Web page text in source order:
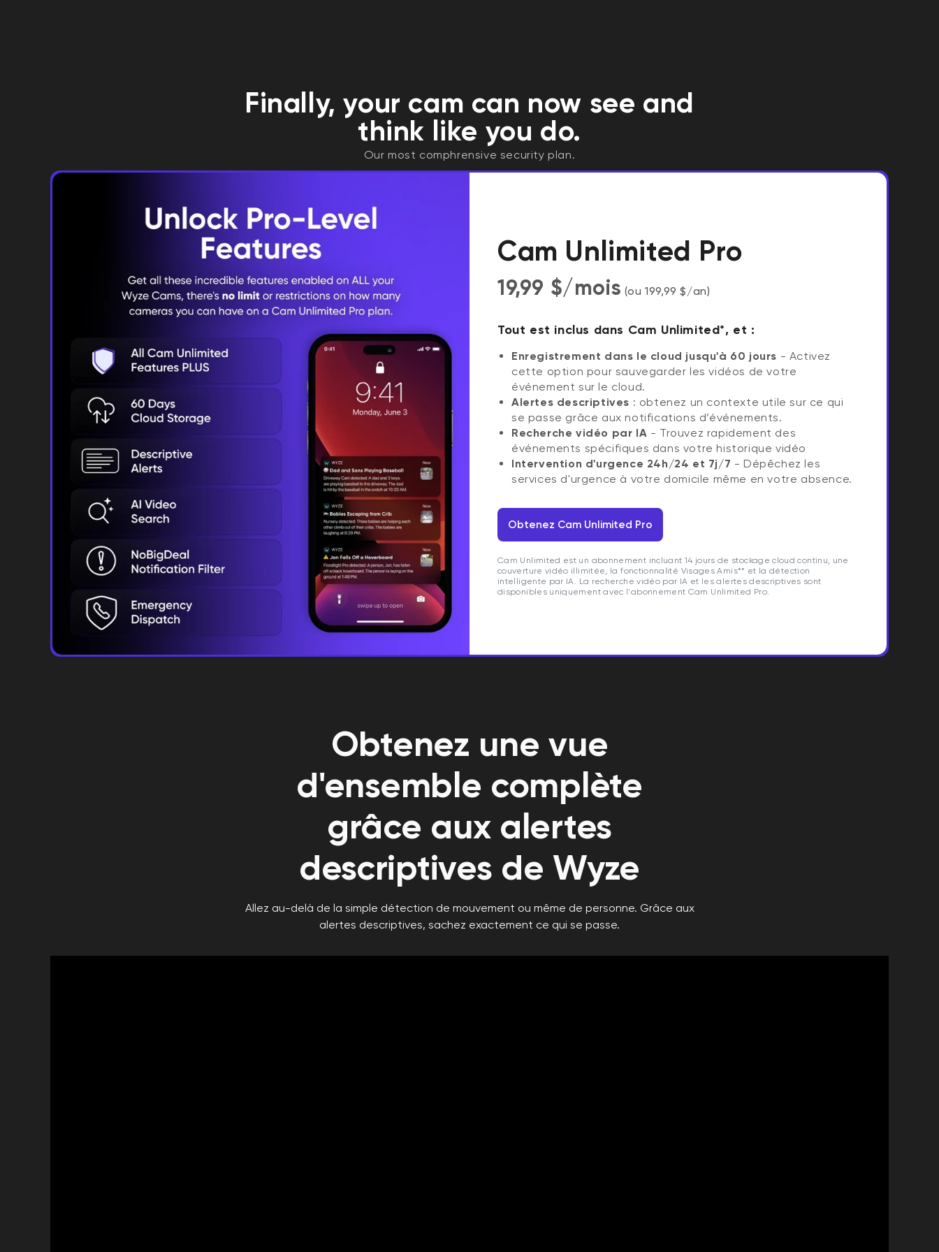
Finally, your cam can now see and
think like you do.
Our most comphrensive security plan.
Cam Unlimited Pro
19,99 $/mois (ou 199,99 $/an)
Tout est inclus dans Cam Unlimited*, et :
Enregistrement dans le cloud jusqu'à 60 jours - Activez
cette option pour sauvegarder les vidéos de votre
événement sur le cloud.
Alertes descriptives : obtenez un contexte utile sur ce qui
se passe grâce aux notifications d’événements.
Recherche vidéo par IA - Trouvez rapidement des
événements spécifiques dans votre historique vidéo
Intervention d'urgence 24h/24 et 7j/7 - Dépêchez les
services d'urgence à votre domicile même en votre absence.
Obtenez Cam Unlimited Pro
Cam Unlimited est un abonnement incluant 14 jours de stockage cloud continu, une
couverture vidéo illimitée, la fonctionnalité Visages Amis** et la détection
intelligente par IA. La recherche vidéo par IA et les alertes descriptives sont
disponibles uniquement avec l'abonnement Cam Unlimited Pro.
Obtenez une vue
d'ensemble complète
grâce aux alertes
descriptives de Wyze
Allez au-delà de la simple détection de mouvement ou même de personne. Grâce aux
alertes descriptives, sachez exactement ce qui se passe.